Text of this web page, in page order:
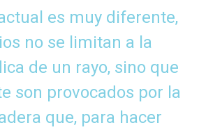
es muy diferente,
no se limitan a la
de un rayo, sino que
son provocados por la
que, para hacer